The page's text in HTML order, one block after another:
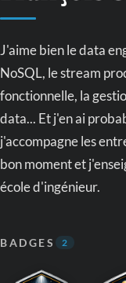
J'aime bien le data
NoSQL, le stream
fonctionnelle, la
data... Et j'en ai
j'accompagne les
bon moment et
école d'ingénieur.
BADGES 2